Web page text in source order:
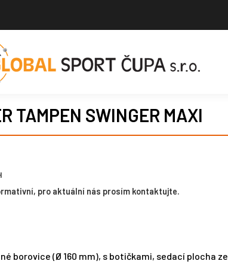
TAMPEN SWINGER MAXI
pro aktuální nás prosím kontaktujte.
borovice (Ø 160 mm), s botičkami, sedací plocha ze